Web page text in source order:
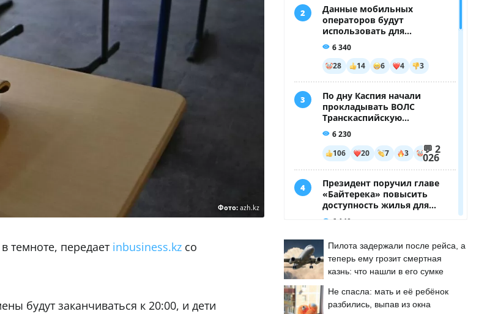
Фото:azh.kz
темноте, передает inbusiness.kz со
будут заканчиваться к 20:00, и дети
Пилота задержали после рейса, а
теперь ему грозит смертная
казнь: что нашли в его сумке
Не спасла: мать и её ребёнок
разбились, выпав из окна